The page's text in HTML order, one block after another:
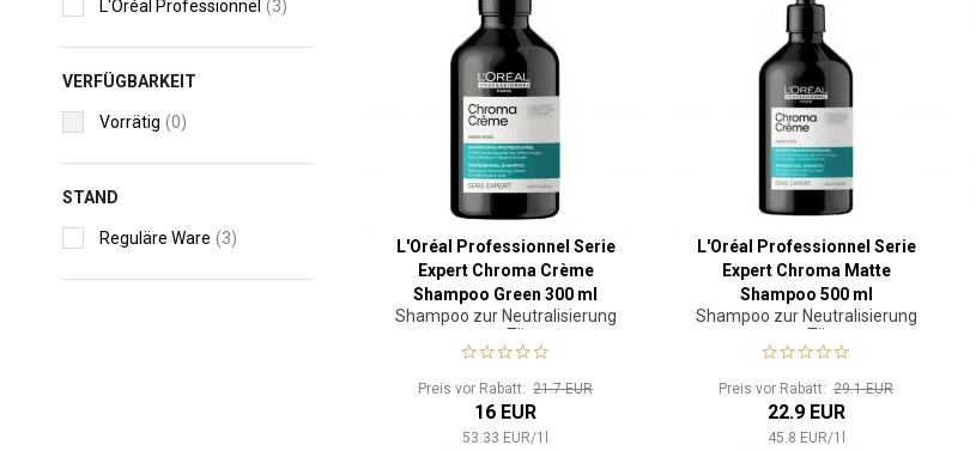
L'Oréal Professionnel (3)
VERFÜGBARKEIT
Vorrätig (0)
STAND
Reguläre Ware (3)
Die exklusive Rezeptur ist mit der Koemulsionstechnologie angereichert.
L'Oréal Professionnel Serie
Expert Chroma Crème
Shampoo Green 300 ml
Shampoo zur Neutralisierung
roter Töne
Preis vor Rabatt:21.7 EUR
16 EUR
53.33 EUR/1
L'Oréal Professionnel Serie
Expert Chroma Matte
Shampoo 500 ml
Shampoo zur Neutralisierung
roter Töne
Preis vor Rabatt:29.1 EUR
22.9 EUR
45.8 EUR/1